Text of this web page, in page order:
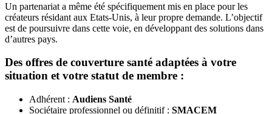
Un partenariat a même été spécifiquement mis en place pour les
créateurs résidant aux Etats-Unis, à leur propre demande. L’objectif
est de poursuivre dans cette voie, en développant des solutions dans
d’autres pays.
Des offres de couverture santé adaptées à votre
situation et votre statut de membre :
Adhérent : Audiens Santé
Sociétaire professionnel ou définitif : SMACEM